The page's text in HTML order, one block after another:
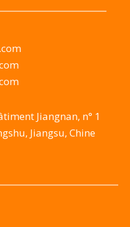
Jiangnan, n° 1
Jiangsu, Chine